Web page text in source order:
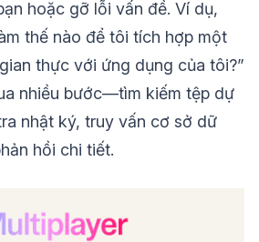
hoặc gỡ lỗi vấn đề. Ví dụ,
thế nào để tôi tích hợp một
thực với ứng dụng của tôi?”
nhiều bước—tìm kiếm tệp dự
nhật ký, truy vấn cơ sở dữ
hồi chi tiết.